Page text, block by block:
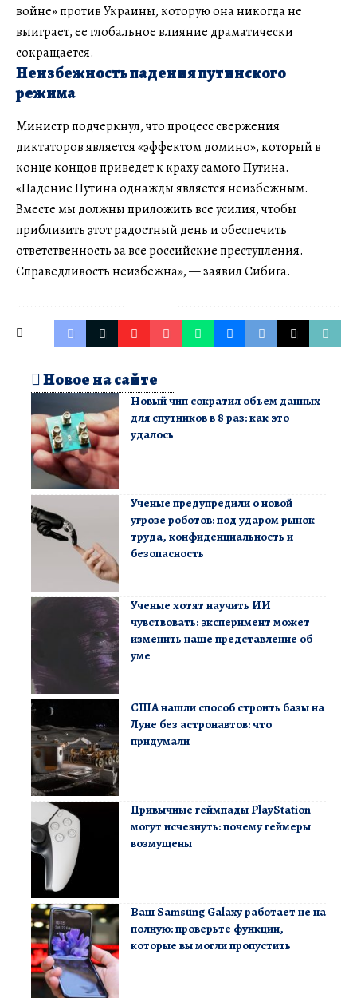
войне» против Украины, которую она никогда не
выиграет, ее глобальное влияние драматически
сокращается.
Неизбежность падения путинского
режима
Министр подчеркнул, что процесс свержения
диктаторов является «эффектом домино», который в
конце концов приведет к краху самого Путина.
«Падение Путина однажды является неизбежным.
Вместе мы должны приложить все усилия, чтобы
приблизить этот радостный день и обеспечить
ответственность за все российские преступления.
Справедливость неизбежна», — заявил Сибига.
Новое на сайте
Новый чип сократил объем данных
для спутников в 8 раз: как это
удалось
Ученые предупредили о новой
угрозе роботов: под ударом рынок
труда, конфиденциальность и
безопасность
Ученые хотят научить ИИ
чувствовать: эксперимент может
изменить наше представление об
уме
США нашли способ строить базы на
Луне без астронавтов: что
придумали
Привычные геймпады PlayStation
могут исчезнуть: почему геймеры
возмущены
Ваш Samsung Galaxy работает не на
полную: проверьте функции,
которые вы могли пропустить